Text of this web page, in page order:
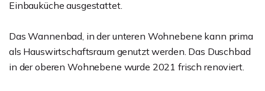
Einbauküche ausgestattet.
Das Wannenbad, in der unteren Wohnebene kann prima
als Hauswirtschaftsraum genutzt werden. Das Duschbad
in der oberen Wohnebene wurde 2021 frisch renoviert.